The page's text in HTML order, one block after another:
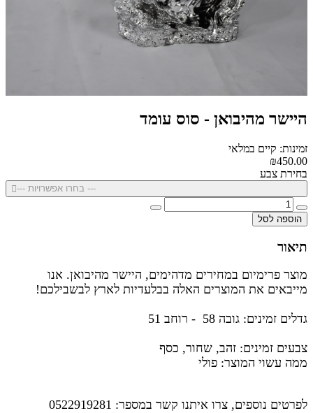
היישר מהיבואן - סוס עומד
זמינות: קיים במלאי
₪450.00
בחירת צבע
--- בחרו אפשרויות ---
הוספה לסל
תיאור
מוצר פרימיום במחירים מדהימים, היישר מהיבואן. אנו
מייבאים את המוצרים האלה בבלעדיות לארץ לבשבילכם!
גדלים זמינים: גובה 58 - רוחב 51
צבעים זמינים: זהב, שחור, כסף
ממה עשוי המוצר: פולי
לפרטים נוספים, צרו איתנו קשר במספר: 0522919281